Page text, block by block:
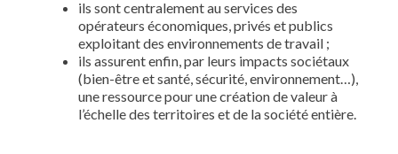
ils sont centralement au services des
opérateurs économiques, privés et publics
exploitant des environnements de travail ;
ils assurent enfin, par leurs impacts sociétaux
(bien-être et santé, sécurité, environnement…),
une ressource pour une création de valeur à
l’échelle des territoires et de la société entière.